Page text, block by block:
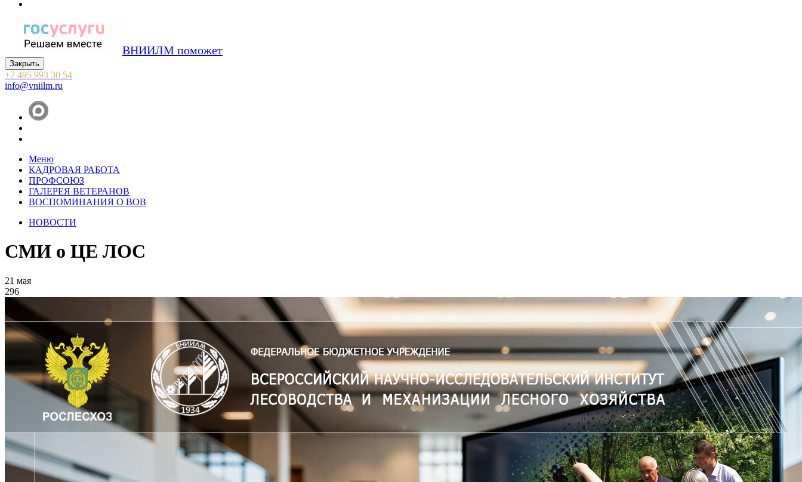
ВНИИЛМ поможет
Закрыть
+7 495 993 30 54
info@vniilm.ru
Меню
КАДРОВАЯ РАБОТА
ПРОФСОЮЗ
ГАЛЕРЕЯ ВЕТЕРАНОВ
ВОСПОМИНАНИЯ О ВОВ
НОВОСТИ
СМИ о ЦЕ ЛОС
21 мая
296